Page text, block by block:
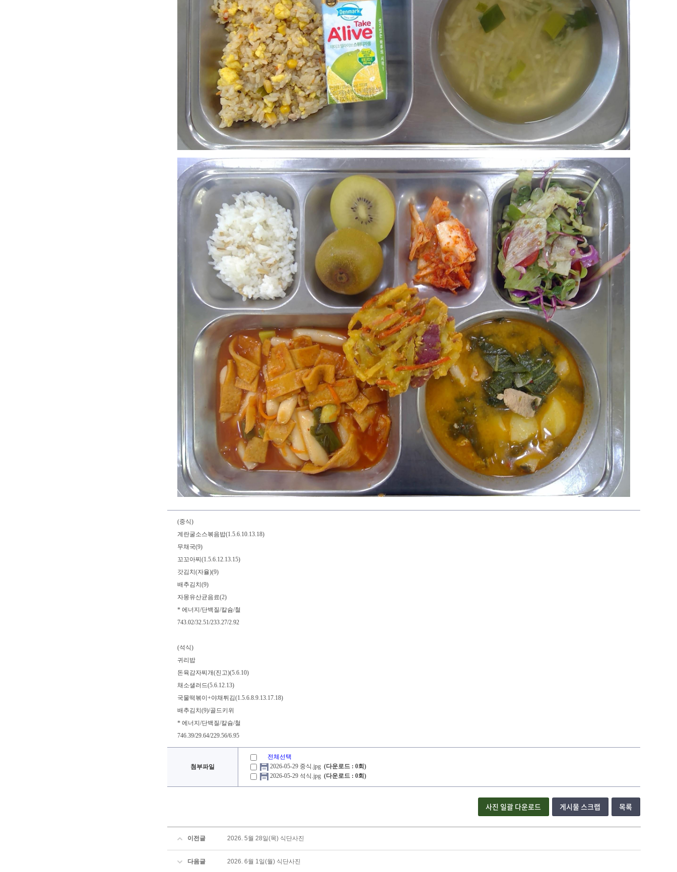
(중식)
계란굴소스볶음밥(1.5.6.10.13.18)
무채국(9)
꼬꼬아찌(1.5.6.12.13.15)
갓김치(자율)(9)
배추김치(9)
자몽유산균음료(2)
* 에너지/단백질/칼슘/철
743.02/32.51/233.27/2.92
(석식)
귀리밥
돈육감자찌개(진고)(5.6.10)
채소샐러드(5.6.12.13)
국물떡볶이+야채튀김(1.5.6.8.9.13.17.18)
배추김치(9)/골드키위
* 에너지/단백질/칼슘/철
746.39/29.64/229.56/6.95
첨부파일
전체선택
2026-05-29 중식.jpg (다운로드 : 0회)
2026-05-29 석식.jpg (다운로드 : 0회)
사진 일괄 다운로드 게시물 스크랩 목록
이전글 2026. 5월 28일(목) 식단사진
다음글 2026. 6월 1일(월) 식단사진